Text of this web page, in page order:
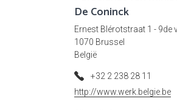
De Coninck
Ernest Blérotstraat 1 - 9de
1070 Brussel
België
+32 2 238 28 11
http://www.werk.belgie.be